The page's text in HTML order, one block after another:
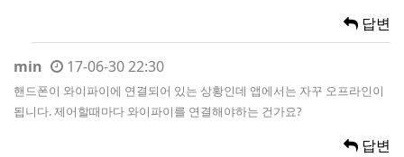
답변
min 17-06-30 22:30
핸드폰이 와이파이에 연결되어 있는 상황인데 앱에서는 자꾸 오프라인이
됩니다. 제어할때마다 와이파이를 연결해야하는 건가요?
답변